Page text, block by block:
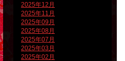
2025年12月
2025年11月
2025年09月
2025年08月
2025年07月
2025年03月
2025年02月